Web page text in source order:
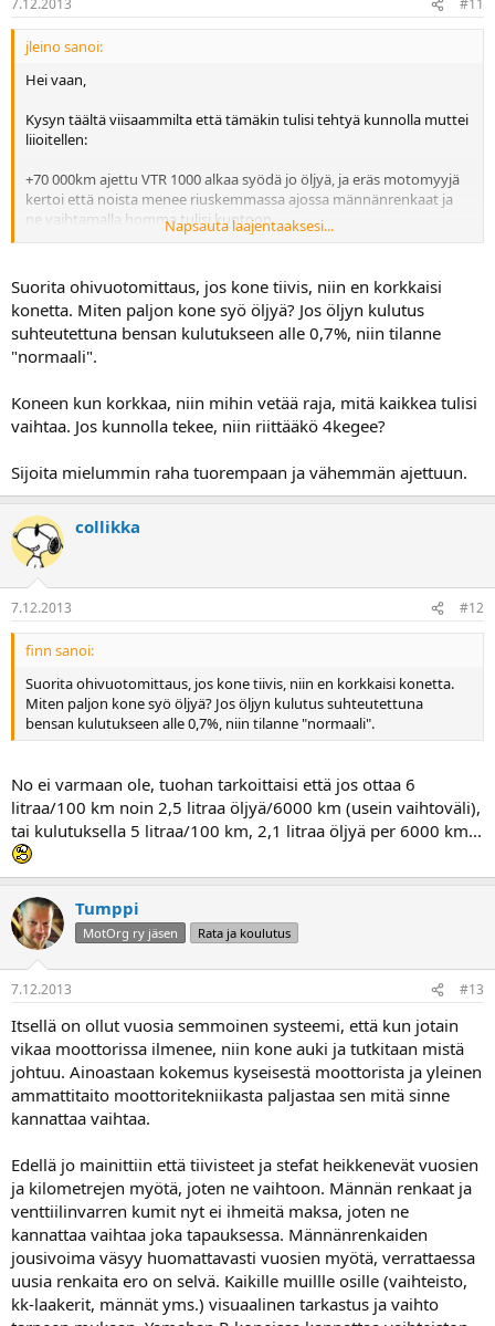
7.12.2013 #11
jleino sanoi:
Hei vaan,
Kysyn täältä viisaammilta että tämäkin tulisi tehtyä kunnolla muttei
liioitellen:
+70 000km ajettu VTR 1000 alkaa syödä jo öljyä, ja eräs motomyyjä
kertoi että noista menee riuskemmassa ajossa männänrenkaat ja
ne vaihtamalla homma tulisi kuntoon.
jälkeen kaasutellessa ei pöläyttele mitään. Ainoastaan takana ajava
kaveri on kommentoinut pienestä katkusta kun lähdetään
vedättämään.
Muuten toimii kuin kello.
Onko järkevää siis samalla kertaa vaihdella laakereita tai jotain
muuta hiluja sisään vaiko pelkästään männänrenkaat?
Napsauta laajentaaksesi...
Suorita ohivuotomittaus, jos kone tiivis, niin en korkkaisi
konetta. Miten paljon kone syö öljyä? Jos öljyn kulutus
suhteutettuna bensan kulutukseen alle 0,7%, niin tilanne
"normaali".
Koneen kun korkkaa, niin mihin vetää raja, mitä kaikkea tulisi
vaihtaa. Jos kunnolla tekee, niin riittääkö 4kegee?
Sijoita mielummin raha tuorempaan ja vähemmän ajettuun.
collikka
7.12.2013 #12
finn sanoi:
Suorita ohivuotomittaus, jos kone tiivis, niin en korkkaisi konetta.
Miten paljon kone syö öljyä? Jos öljyn kulutus suhteutettuna
bensan kulutukseen alle 0,7%, niin tilanne "normaali".
No ei varmaan ole, tuohan tarkoittaisi että jos ottaa 6
litraa/100 km noin 2,5 litraa öljyä/6000 km (usein vaihtoväli),
tai kulutuksella 5 litraa/100 km, 2,1 litraa öljyä per 6000 km...
Tumppi
MotOrg ry jäsen Rata ja koulutus
7.12.2013 #13
Itsellä on ollut vuosia semmoinen systeemi, että kun jotain
vikaa moottorissa ilmenee, niin kone auki ja tutkitaan mistä
johtuu. Ainoastaan kokemus kyseisestä moottorista ja yleinen
ammattitaito moottoritekniikasta paljastaa sen mitä sinne
kannattaa vaihtaa.
Edellä jo mainittiin että tiivisteet ja stefat heikkenevät vuosien
ja kilometrejen myötä, joten ne vaihtoon. Männän renkaat ja
venttiilinvarren kumit nyt ei ihmeitä maksa, joten ne
kannattaa vaihtaa joka tapauksessa. Männänrenkaiden
jousivoima väsyy huomattavasti vuosien myötä, verrattaessa
uusia renkaita ero on selvä. Kaikille muillle osille (vaihteisto,
kk-laakerit, männät yms.) visuaalinen tarkastus ja vaihto